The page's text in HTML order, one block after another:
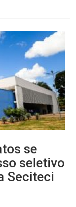
se
seletivo
Seciteci